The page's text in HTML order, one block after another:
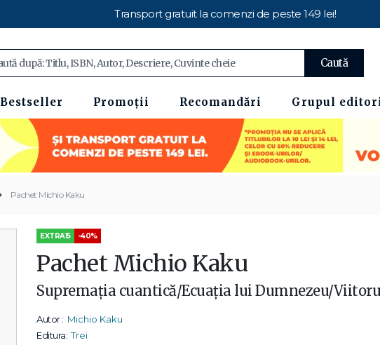
Transport gratuit la comenzi de peste 149 lei!
Caută
Bestseller Promoții Recomandări Grupul
Pachet Michio Kaku
EXTRA15 -40%
Pachet Michio Kaku
Supremația cuantică/Ecuația lui Dumnezeu/
Autor : Michio Kaku
Editura: Trei